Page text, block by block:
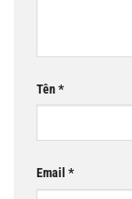
Tên*
Email *